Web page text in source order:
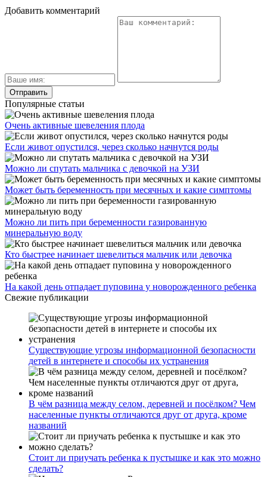
Добавить комментарий
Популярные статьи
Очень активные шевеления плода
Если живот опустился, через сколько начнутся роды
Можно ли спутать мальчика с девочкой на УЗИ
Может быть беременность при месячных и какие симптомы
Можно ли пить при беременности газированную
минеральную воду
Кто быстрее начинает шевелиться мальчик или девочка
На какой день отпадает пуповина у новорожденного ребенка
Свежие публикации
Существующие угрозы информационной безопасности
детей в интернете и способы их устранения
В чём разница между селом, деревней и посёлком? Чем
населенные пункты отличаются друг от друга, кроме
названий
Стоит ли приучать ребенка к пустышке и как это можно
сделать?